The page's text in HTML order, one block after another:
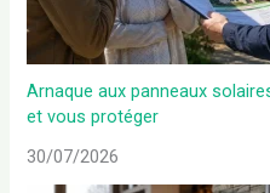
Arnaque aux panneaux
et vous protéger
30/07/2026